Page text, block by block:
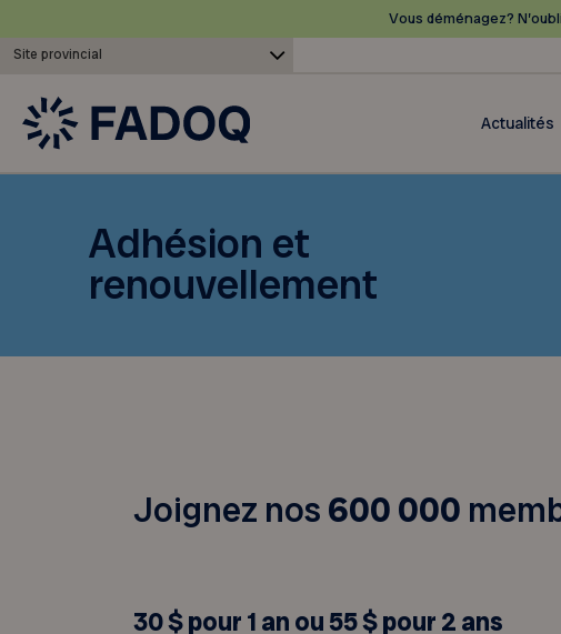
Vous déménagez?
Site provincial
Actualités
Adhésion et
renouvellement
Joignez nos 600 000
30 $ pour 1 an ou 55 $ pour 2 ans